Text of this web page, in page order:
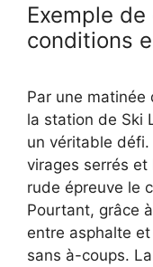
Exemple
conditions
Par une matinée
la station de Ski
un véritable
virages serrés
rude épreuve le
Pourtant, grâce
entre asphalte
sans à-coups.